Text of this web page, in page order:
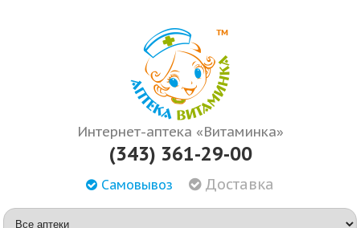
Интернет-аптека «Витаминка»
(343) 361-29-00
Самовывоз Доставка